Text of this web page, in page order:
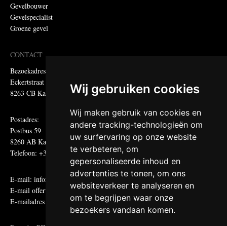
Wij gebruiken cookies
Wij maken gebruik van cookies en
andere tracking-technologieën om
uw surfervaring op onze website
te verbeteren, om
gepersonaliseerde inhoud en
advertenties te tonen, om ons
websiteverkeer te analyseren en
om te begrijpen waar onze
bezoekers vandaan komen.
Gevelbouwer
Gevelspecialist
Groene gevel
CONTACT
Bezoekadres:
Eckertstraat 75
8263 CB Kampen
Postadres:
Postbus 59
8260 AB Kampen
Telefoon: +31 (0)38 331 81 81
E-mail: informatie@metadecor.nl
E-mail offertes:
calculatie@metadecor.nl
E-mailadres administratie:facturen@metadecor.nl